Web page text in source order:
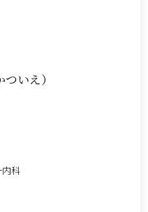
いえ）
科